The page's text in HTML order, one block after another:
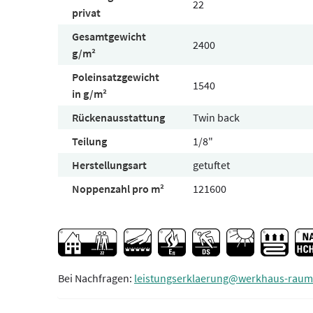
privat
22
Gesamtgewicht
g/m²
2400
Poleinsatzgewicht
in g/m²
1540
Rückenausstattung
Twin back
Teilung
1/8"
Herstellungsart
getuftet
Noppenzahl pro m²
121600
Bei Nachfragen: leistungserklaerung@werkhaus-